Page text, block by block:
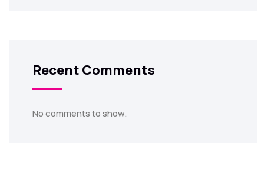
Recent Comments
No comments to show.